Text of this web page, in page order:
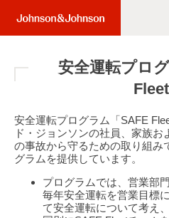
Logo)
安全運転プロ
Fleet
安全運転プログラム「SAFE
ド・ジョンソンの社員、家族
の事故から守るための取り組み
グラムを提供しています。
プログラムでは、営業部
毎年安全運転を営業目標
て安全運転について考え